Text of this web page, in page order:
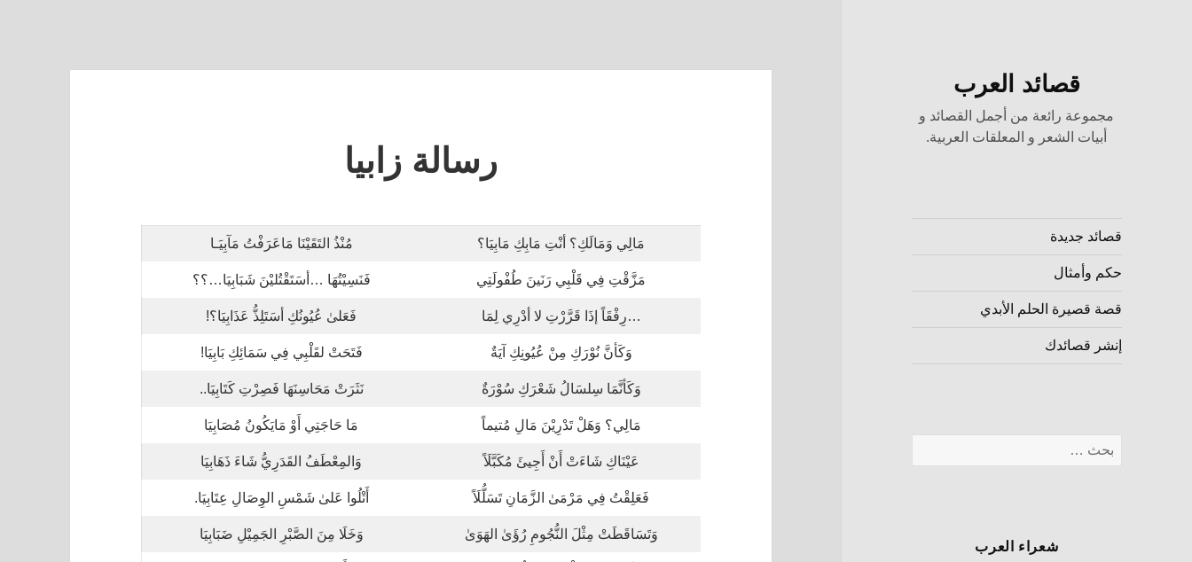
قصائد العرب
مجموعة رائعة من أجمل القصائد و
أبيات الشعر و المعلقات العربية.
قصائد جديدة
حكم وأمثال
قصة قصيرة الحلم الأبدي
إنشر قصائدك
شعراء العرب
رسالة زابيا
مَالِي وَمَالَكِ؟ أنْتِ مَابِكِ مَابِيَا؟ مُنْذُ التَقَيْنَا مَاعَرَفْتُ مَآبِيَـا
مَزَّقْتِ فِي قَلْبِي رَنَينَ طُفْولَتِي فَنَسِيْتُهَا …أسَتَقْتُليْنَ شَبَابِيَا…؟؟
…رِفْقَاً إذَا قَرَّرْتِ لا أدْرِي لِمَا فَعَلىٰ عُيُونُكِ أسَتَلِذُّ عَذَابِيَا؟!
وَكَأنَّ نُوْرَكِ مِنْ عُيُونِكِ آيَةٌ فَتَحَتْ لقَلْبِي فِي سَمَائِكِ بَابِيَا!
وَكَأنَّمَا سِلسَالُ شَعْرَكِ سُوْرَةٌ نَثَرَتْ مَحَاسِنَهَا فَصِرْتِ كَتَابِيَا..
مَالِي؟ وَهَلْ تَدْرِيْنَ مَالِ مُتيماً مَا حَاجَتِي أَوْ مَايَكُونُ مُصَابِيَا
عَيْنَاكِ شَاءَتْ أَنْ أَجِيئَ مُكَبَّلَاً وَالمِعْطَفُ القَدَرِيُّ شَاءَ ذَهَابِيَا
فَعَلِقْتُ فِي مَرْمَىٰ الزَّمَانِ تَسَلُّلَاً أَتْلُوا عَلىٰ شَمْسِ الوِصَالِ عِتَابِيَا.
وَتَسَاقَطَتْ مِثْلَ النُّجُومِ رُؤَىٰ الهَوَىٰ وَخَلَا مِنَ الصَّبْرِ الجَمِيْلِ ضَبَابِيَا